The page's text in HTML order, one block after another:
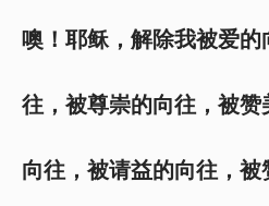
噢！耶稣，解除我被爱
往，被尊崇的向往，被
向往，被请益的向往，